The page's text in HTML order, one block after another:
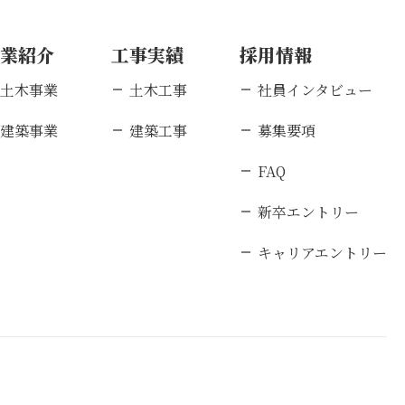
紹介
土木事業
建築事業
工事実績
土木工事
建築工事
採用情報
社員インタビュー
募集要項
FAQ
新卒エントリー
キャリアエントリー